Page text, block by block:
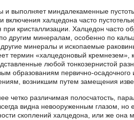
и выполняет миндалекаменные
включения халцедона часто
при кристаллизации. Халцедон часто
другим минералам, особенно по
минералы и ископаемые
термин «халцедоновый кремнезем»,
любой тонкозернистой
образованиям первично-осадочного
возникшим путем замещения
четко различимая полосчатость,
видна невооруженным глазом,
скоплений халцедона, или же